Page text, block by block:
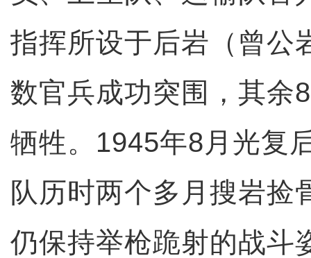
指挥所设于后岩（曾公
数官兵成功突围，其余
牺牲。1945年8月光复
队历时两个多月搜岩捡
仍保持举枪跪射的战斗